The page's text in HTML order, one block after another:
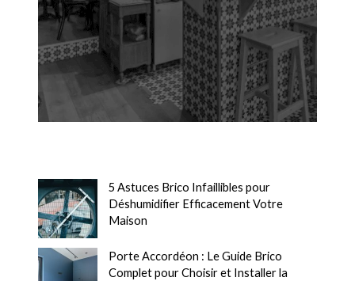
5 Astuces Brico Infaillibles pour
Déshumidifier Efficacement Votre
Maison
Porte Accordéon : Le Guide Brico
Complet pour Choisir et Installer la